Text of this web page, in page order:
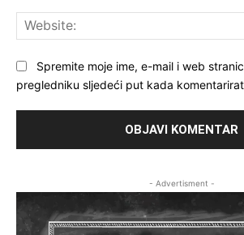
Spremite moje ime, e-mail i web
pregledniku sljedeći put kada
- Advertisment -